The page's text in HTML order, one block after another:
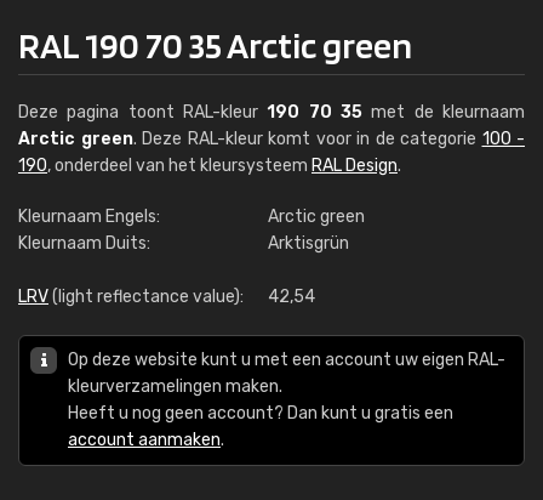
RAL 190 70 35 Arctic green
Deze pagina toont RAL-kleur190 70 35 met de kleurnaam
Arctic green. Deze RAL-kleur komt voor in de categorie 100 -
190, onderdeel van het kleursysteem RAL Design.
Kleurnaam Engels:
Arctic green
Kleurnaam Duits:
Arktisgrün
LRV(light reflectance value): 42,54
Op deze website kunt u met een account uw eigen RAL-
kleurverzamelingen maken.
Heeft u nog geen account? Dan kunt u gratis een
account aanmaken.